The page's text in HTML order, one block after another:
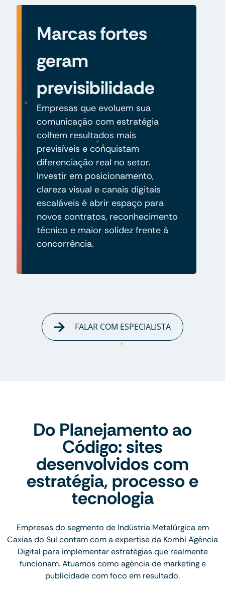
Marcas fortes
geram
previsibilidade
Empresas que evoluem sua
comunicação com estratégia
colhem resultados mais
previsíveis e conquistam
diferenciação real no setor.
Investir em posicionamento,
clareza visual e canais digitais
escaláveis é abrir espaço para
novos contratos, reconhecimento
técnico e maior solidez frente à
concorrência.
FALAR COM ESPECIALISTA
Do Planejamento ao
Código: sites
desenvolvidos com
estratégia, processo e
tecnologia
Empresas do segmento de Indústria Metalúrgica em
Caxias do Sul contam com a expertise da Kombi Agência
Digital para implementar estratégias que realmente
funcionam. Atuamos como agência de marketing e
publicidade com foco em resultado.